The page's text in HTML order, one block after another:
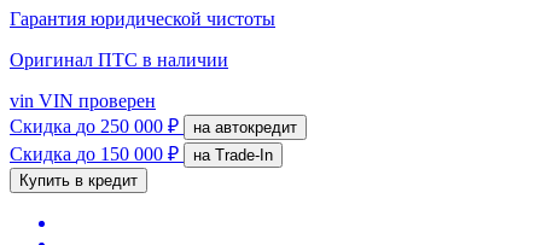
Гарантия юридической чистоты
Оригинал ПТС в наличии
vin VIN проверен
Скидка до 250 000 ₽ на автокредит
Скидка до 150 000 ₽
на Trade-In
Купить в кредит